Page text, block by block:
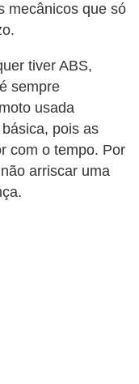
mecânicos que só
tiver ABS,
sempre
usada
pois as
com o tempo. Por
arriscar uma